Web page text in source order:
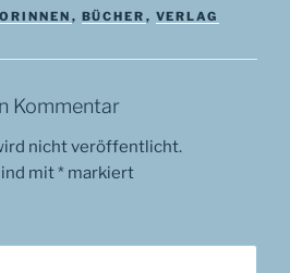
, BÜCHER , VERLAG
Kommentar
nicht veröffentlicht.
mit* markiert